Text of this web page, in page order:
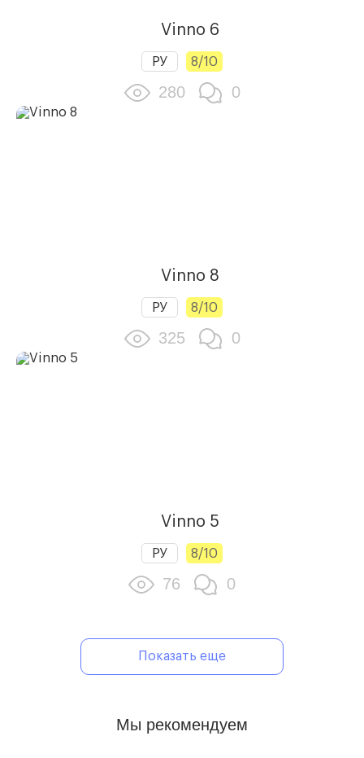
Vinno 6
280 0
РУ 8/10
Vinno 8
325 0
РУ 8/10
Vinno 5
76 0
РУ 8/10
Показать еще
Мы рекомендуем